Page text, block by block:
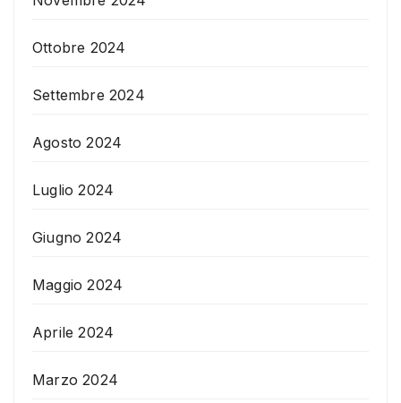
Ottobre 2024
Settembre 2024
Agosto 2024
Luglio 2024
Giugno 2024
Maggio 2024
Aprile 2024
Marzo 2024